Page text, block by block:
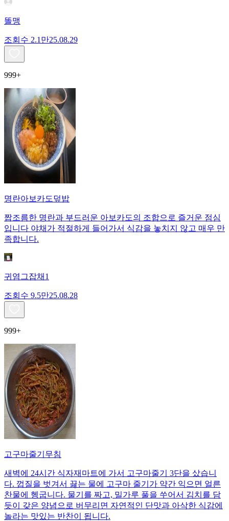
똘맹
조회수 2.1만25.08.29
999+
명란아보카도덮밥
짭조름한 명란과 부드러운 아보카도의 조합으로 즐거운 점심
입니다 야채가 적절하게 들어가서 식감을 놓치지 않고 매우 만
족합니다.
귀염그잡채1
조회수 9.5만25.08.28
999+
고구마줄기무침
새벽에 24시간 식자재마트에 가서 고구마줄기 3단을 샀습니
다. 껍질을 벗겨서 끓는 물에 고구마 줄기가 약간 익으면 얼른
찬물에 헹굽니다. 물기를 짜고, 밀가루 풀을 쑤어서 김치를 담
듯이 갖은 양념으로 버무리면 자연적인 단맛과 아삭한 식감에
놀라는 맛있는 반찬이 됩니다.